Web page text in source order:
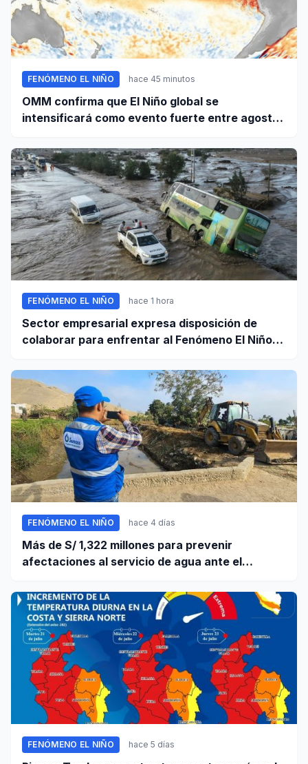
FENÓMENO EL NIÑO hace 45 minutos
OMM confirma que El Niño global se
intensificará como evento fuerte entre agosto
FENÓMENO EL NIÑO hace 1 hora
Sector empresarial expresa disposición de
colaborar para enfrentar al Fenómeno El Niño,
FENÓMENO EL NIÑO hace 4 días
Más de S/ 1,322 millones para prevenir
afectaciones al servicio de agua ante el
FENÓMENO EL NIÑO hace 5 días